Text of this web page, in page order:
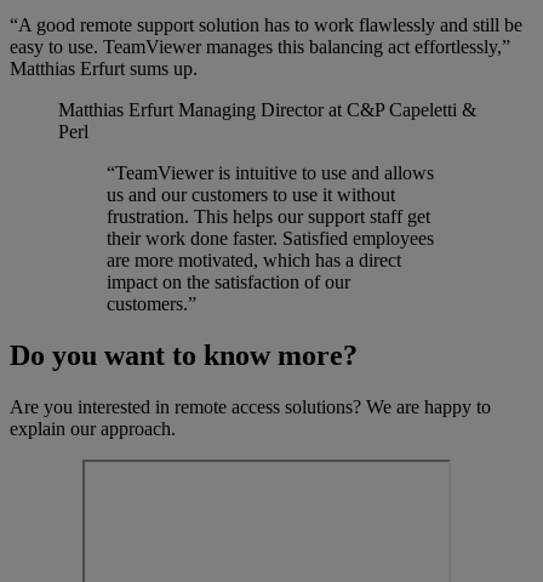
“A good remote support solution has to work flawlessly and still be
easy to use. TeamViewer manages this balancing act effortlessly,”
Matthias Erfurt sums up.
Matthias Erfurt Managing Director at C&P Capeletti &
Perl
“TeamViewer is intuitive to use and allows
us and our customers to use it without
frustration. This helps our support staff get
their work done faster. Satisfied employees
are more motivated, which has a direct
impact on the satisfaction of our
customers.”
Do you want to know more?
Are you interested in remote access solutions? We are happy to
explain our approach.